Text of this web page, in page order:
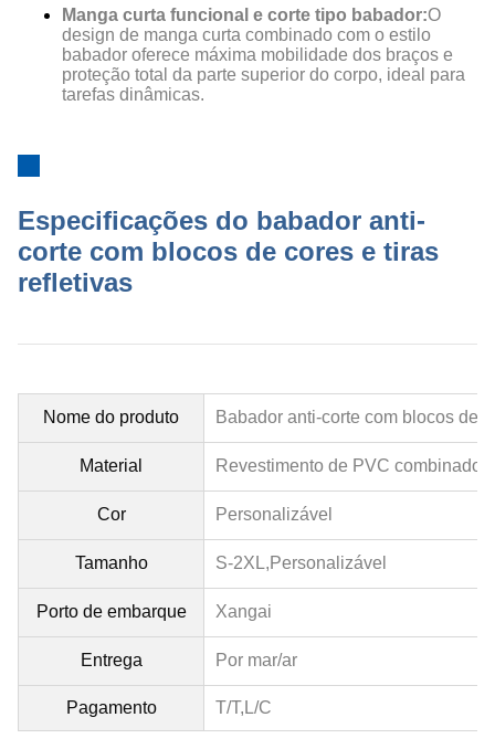
Manga curta funcional e corte tipo babador:O
design de manga curta combinado com o estilo
babador oferece máxima mobilidade dos braços e
proteção total da parte superior do corpo, ideal para
tarefas dinâmicas.
Especificações do babador anti-
corte com blocos de cores e tiras
refletivas
Nome do produto Babador anti-corte com blocos de
Material Revestimento de PVC combinado
Cor Personalizável
Tamanho S-2XL, Personalizável
Porto de embarque Xangai
Entrega Por mar/ar
Pagamento T/T,L/C